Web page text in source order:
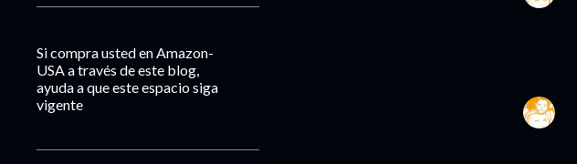
Si compra usted en Amazon-
USA a través de este blog,
ayuda a que este espacio siga
vigente